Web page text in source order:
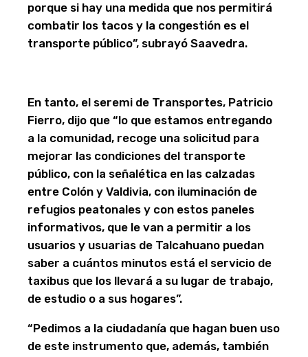
porque si hay una medida que nos permitirá
combatir los tacos y la congestión es el
transporte público”, subrayó Saavedra.
En tanto, el seremi de Transportes, Patricio
Fierro, dijo que “lo que estamos entregando
a la comunidad, recoge una solicitud para
mejorar las condiciones del transporte
público, con la señalética en las calzadas
entre Colón y Valdivia, con iluminación de
refugios peatonales y con estos paneles
informativos, que le van a permitir a los
usuarios y usuarias de Talcahuano puedan
saber a cuántos minutos está el servicio de
taxibus que los llevará a su lugar de trabajo,
de estudio o a sus hogares”.
“Pedimos a la ciudadanía que hagan buen uso
de este instrumento que, además, también